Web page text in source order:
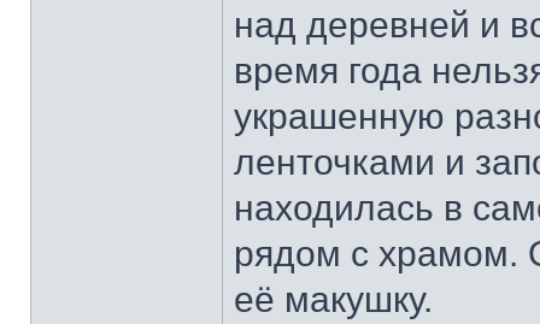
над деревней и
время года
украшенную
ленточками и
находилась в
рядом с храмом.
её макушку.